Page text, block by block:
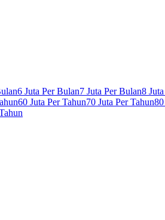
6 Juta Per Bulan7 Juta Per Bulan8
60 Juta Per Tahun70 Juta Per Tahun